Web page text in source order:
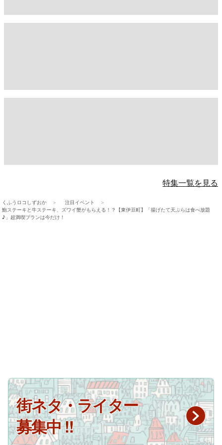
特集一覧を見る
くふうロコしずおか
注目イベント
鮑ステーキと牛ステーキ、ズワイ蟹がもらえる！？【東伊豆町】「揚げたて天ぷらは食べ放題
♪」超満喫プランは今だけ！
街ネタ・ライター
募集中 !!